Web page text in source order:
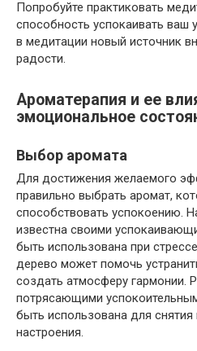
Попробуйте практиковать
способность успокаивать
в медитации новый источник
радости.
Ароматерапия и ее
эмоциональное
Выбор аромата
Для достижения желаемого
правильно выбрать аромат,
способствовать успокоению.
известна своими
быть использована при
дерево может помочь
создать атмосферу гармонии.
потрясающими
быть использована для
настроения.